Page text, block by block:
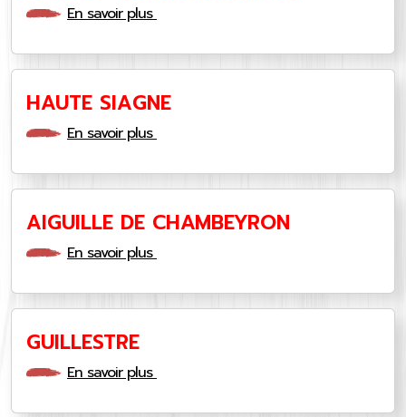
En savoir plus
HAUTE SIAGNE
En savoir plus
AIGUILLE DE CHAMBEYRON
En savoir plus
GUILLESTRE
En savoir plus